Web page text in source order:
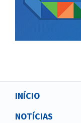
Main
navigation
INÍCIO
NOTÍCIAS